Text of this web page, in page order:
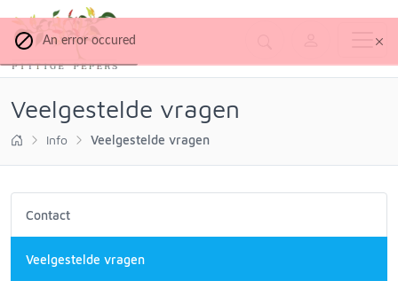
Veelgestelde vragen
Info Veelgestelde vragen
Contact
Veelgestelde vragen
An error occured